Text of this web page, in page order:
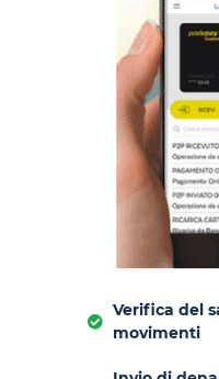
Verifica del
movimenti